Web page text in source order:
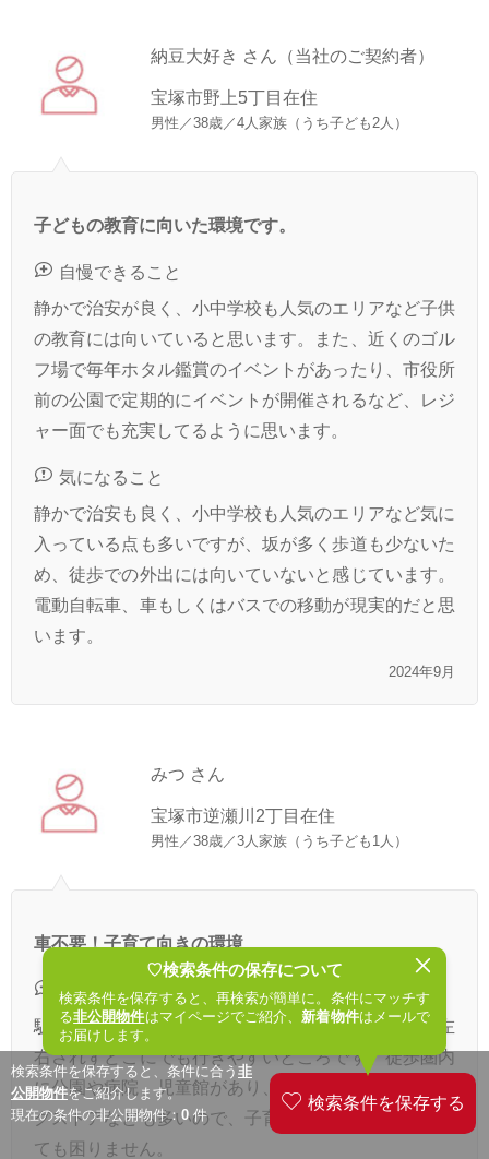
♡検索条件の保存について
検索条件を保存すると、再検索が簡単に。条件にマッチす
る非公開物件はマイページでご紹介、新着物件はメールで
お届けします。
検索条件を保存すると、条件に合う 非
公開物件をご紹介します。
現在の条件の非公開物件： 0件
納豆大好き さん（当社のご契約者）
宝塚市野上5丁目在住
男性／38歳／4人家族（うち子ども2人）
子どもの教育に向いた環境です。
自慢できること
静かで治安が良く、小中学校も人気のエリアなど子供
の教育には向いていると思います。また、近くのゴル
フ場で毎年ホタル鑑賞のイベントがあったり、市役所
前の公園で定期的にイベントが開催されるなど、レジ
ャー面でも充実してるように思います。
気になること
静かで治安も良く、小中学校も人気のエリアなど気に
入っている点も多いですが、坂が多く歩道も少ないた
め、徒歩での外出には向いていないと感じています。
電動自転車、車もしくはバスでの移動が現実的だと思
います。
2024年9月
みつ さん
宝塚市逆瀬川2丁目在住
男性／38歳／3人家族（うち子ども1人）
車不要！子育て向きの環境
自慢できること
駅が近く、交通のアクセスにとても便利で、天候に左
右されずどこにでも行きやすいところです。徒歩圏内
に公園や病院、児童館があり、またスーパーやドラッ
グストアなども多いので、子育てしやすく、車がなく
ても困りません。